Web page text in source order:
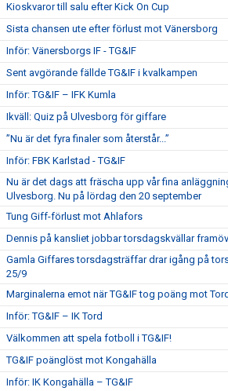
Kioskvaror till salu efter Kick On Cup
Sista chansen ute efter förlust mot Vänersborg
Inför: Vänersborgs IF - TG&IF
Sent avgörande fällde TG&IF i kvalkampen
Inför: TG&IF – IFK Kumla
Ikväll: Quiz på Ulvesborg för giffare
”Nu är det fyra finaler som återstår...”
Inför: FBK Karlstad - TG&IF
Nu är det dags att fräscha upp vår fina
Ulvesborg. Nu på lördag den 20 september
Tung Giff-förlust mot Ahlafors
Dennis på kansliet jobbar torsdagskvällar
Gamla Giffares torsdagsträffar drar igång på
25/9
Marginalerna emot när TG&IF tog poäng mot Tord
Inför: TG&IF – IK Tord
Välkommen att spela fotboll i TG&IF!
TG&IF poänglöst mot Kongahälla
Inför: IK Kongahälla – TG&IF